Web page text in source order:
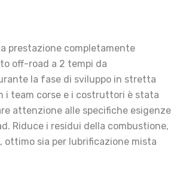
prestazione completamente
off-road a 2 tempi da
la fase di sviluppo in stretta
i team corse e i costruttori è stata
attenzione alle specifiche esigenze
Riduce i residui della combustione,
sia per lubrificazione mista